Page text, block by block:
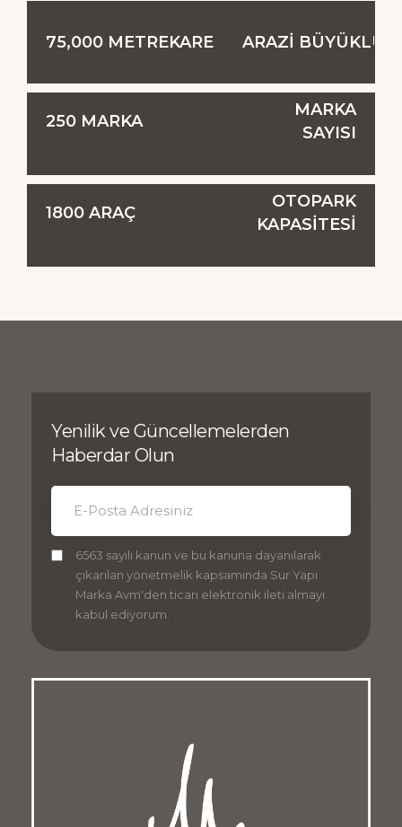
75,000 METREKARE ARAZİ
250 MARKA
MARKA
SAYISI
1800 ARAÇ
OTOPARK
KAPASİTESİ
Yenilik ve Güncellemelerden
Haberdar Olun
6563 sayılı kanun ve bu kanuna dayanılarak
çıkarılan yönetmelik kapsamında Sur Yapı
Marka Avm'den ticari elektronik ileti almayı
kabul ediyorum.